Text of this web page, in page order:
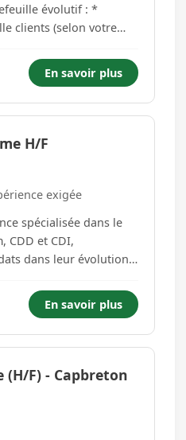
évolutif : *
clients (selon votre
votre autonomie) *
fiscales * Relation clien...
En savoir plus
H/F
exigée
spécialisée dans le
CDD et CDI,
dans leur évolution
l'industrie, de la
priorité : créer
...
En savoir plus
(H/F) - Capbreton